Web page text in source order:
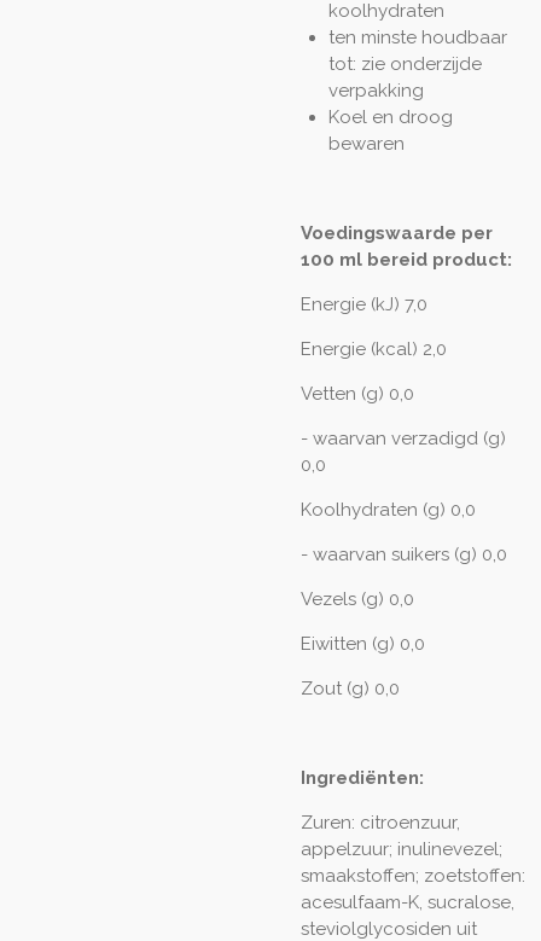
koolhydraten
ten minste houdbaar
tot: zie onderzijde
verpakking
Koel en droog
bewaren
Voedingswaarde per
100 ml bereid product:
Energie (kJ) 7,0
Energie (kcal) 2,0
Vetten (g) 0,0
- waarvan verzadigd (g)
0,0
Koolhydraten (g) 0,0
- waarvan suikers (g) 0,0
Vezels (g) 0,0
Eiwitten (g) 0,0
Zout (g) 0,0
Ingrediënten:
Zuren: citroenzuur,
appelzuur; inulinevezel;
smaakstoffen; zoetstoffen:
acesulfaam-K, sucralose,
steviolglycosiden uit